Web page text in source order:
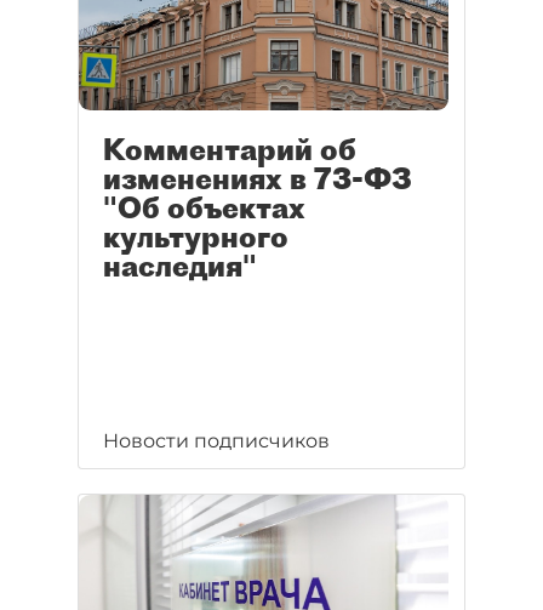
Комментарий об
изменениях в 73-ФЗ
"Об объектах
культурного
наследия"
Новости подписчиков